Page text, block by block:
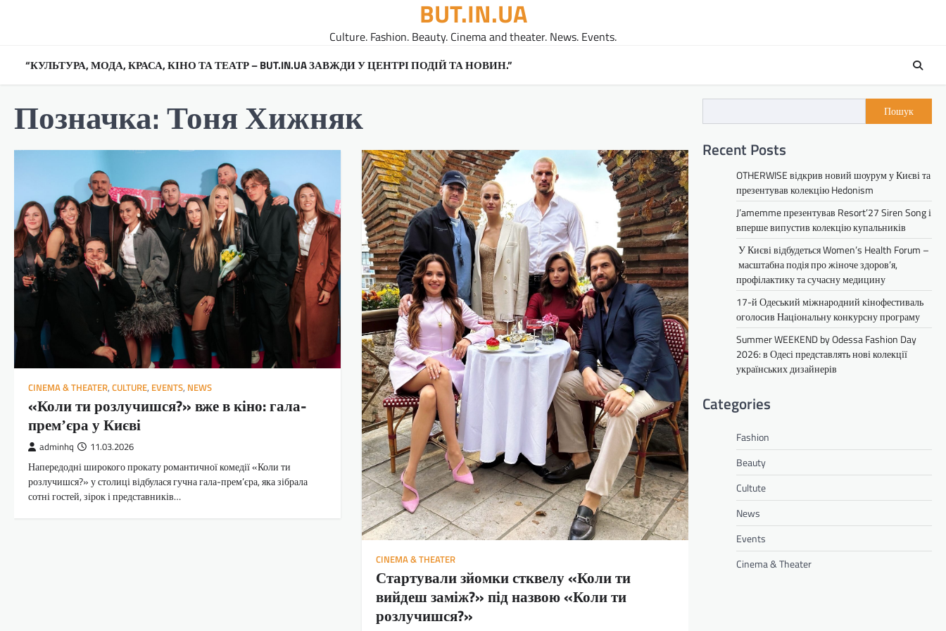
BUT.IN.UA
Culture. Fashion. Beauty. Cinema and theater. News. Events.
“КУЛЬТУРА, МОДА, КРАСА, КІНО ТА ТЕАТР – BUT.IN.UA ЗАВЖДИ У ЦЕНТРІ ПОДІЙ ТА НОВИН.”
Позначка:Тоня Хижняк
CINEMA & THEATER, CULTURE, EVENTS, NEWS
«Коли ти розлучишся?» вже в кіно: гала-
премʼєра у Києві
adminhq 11.03.2026
Напередодні широкого прокату романтичної комедії «Коли ти
розлучишся?» у столиці відбулася гучна гала-прем’єра, яка зібрала
сотні гостей, зірок і представників…
CINEMA & THEATER
Стартували зйомки стквелу «Коли ти
вийдеш заміж?» під назвою «Коли ти
розлучишся?»
Пошук
Recent Posts
OTHERWISE відкрив новий шоурум у Києві та
презентував колекцію Hedonism
J’amemme презентував Resort’27 Siren Song і
вперше випустив колекцію купальників
У Києві відбудеться Women’s Health Forum –
масштабна подія про жіноче здоров’я,
профілактику та сучасну медицину
17-й Одеський міжнародний кінофестиваль
оголосив Національну конкурсну програму
Summer WEEKEND by Odessa Fashion Day
2026: в Одесі представлять нові колекції
українських дизайнерів
Categories
Fashion
Beauty
Cultute
News
Events
Cinema & Theater